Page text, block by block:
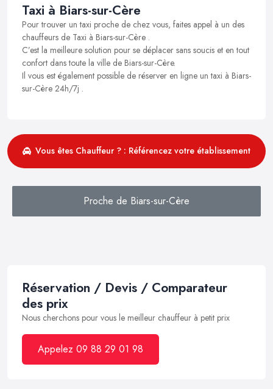
Taxi à Biars-sur-Cère
Pour trouver un taxi proche de chez vous, faites appel à un des
chauffeurs de Taxi à Biars-sur-Cère .
C’est la meilleure solution pour se déplacer sans soucis et en tout
confort dans toute la ville de Biars-sur-Cère.
Il vous est également possible de réserver en ligne un taxi à Biars-
sur-Cère 24h/7j .
Vous êtes Chauffeur ? : Référencez votre établissement
Proche de Biars-sur-Cère
Réservation / Devis / Comparateur
des prix
Nous cherchons pour vous le meilleur chauffeur à petit prix
Appelez 09 88 29 01 98